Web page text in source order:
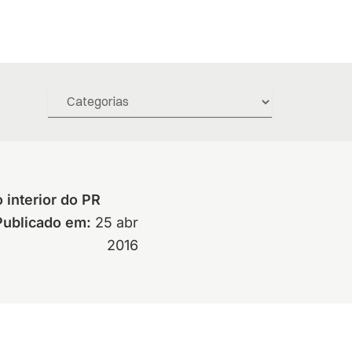
interior do PR
em: 25 abr
2016